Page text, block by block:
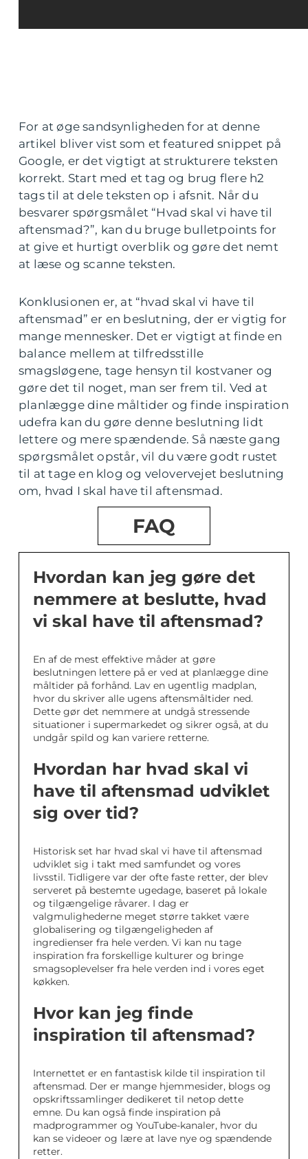
For at øge sandsynligheden for at denne
artikel bliver vist som et featured snippet på
Google, er det vigtigt at strukturere teksten
korrekt. Start med et tag og brug flere h2
tags til at dele teksten op i afsnit. Når du
besvarer spørgsmålet “Hvad skal vi have til
aftensmad?”, kan du bruge bulletpoints for
at give et hurtigt overblik og gøre det nemt
at læse og scanne teksten.
Konklusionen er, at “hvad skal vi have til
aftensmad” er en beslutning, der er vigtig for
mange mennesker. Det er vigtigt at finde en
balance mellem at tilfredsstille
smagsløgene, tage hensyn til kostvaner og
gøre det til noget, man ser frem til. Ved at
planlægge dine måltider og finde inspiration
udefra kan du gøre denne beslutning lidt
lettere og mere spændende. Så næste gang
spørgsmålet opstår, vil du være godt rustet
til at tage en klog og velovervejet beslutning
om, hvad I skal have til aftensmad.
FAQ
Hvordan kan jeg gøre det
nemmere at beslutte, hvad
vi skal have til aftensmad?
En af de mest effektive måder at gøre
beslutningen lettere på er ved at planlægge dine
måltider på forhånd. Lav en ugentlig madplan,
hvor du skriver alle ugens aftensmåltider ned.
Dette gør det nemmere at undgå stressende
situationer i supermarkedet og sikrer også, at du
undgår spild og kan variere retterne.
Hvordan har hvad skal vi
have til aftensmad udviklet
sig over tid?
Historisk set har hvad skal vi have til aftensmad
udviklet sig i takt med samfundet og vores
livsstil. Tidligere var der ofte faste retter, der blev
serveret på bestemte ugedage, baseret på lokale
og tilgængelige råvarer. I dag er
valgmulighederne meget større takket være
globalisering og tilgængeligheden af
ingredienser fra hele verden. Vi kan nu tage
inspiration fra forskellige kulturer og bringe
smagsoplevelser fra hele verden ind i vores eget
køkken.
Hvor kan jeg finde
inspiration til aftensmad?
Internettet er en fantastisk kilde til inspiration til
aftensmad. Der er mange hjemmesider, blogs og
opskriftssamlinger dedikeret til netop dette
emne. Du kan også finde inspiration på
madprogrammer og YouTube-kanaler, hvor du
kan se videoer og lære at lave nye og spændende
retter.